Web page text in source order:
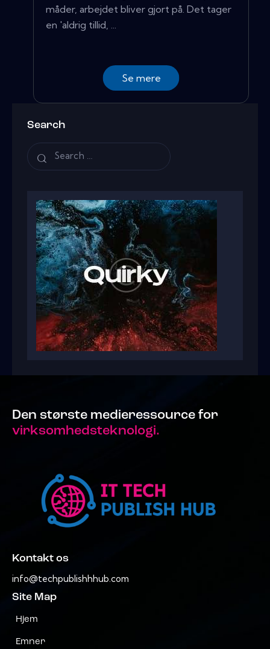
måder, arbejdet bliver gjort på. Det tager
en 'aldrig tillid, ...
Se mere
Search
Den største medieressource for
virksomhedsteknologi.
Kontakt os
info@techpublishhhub.com
Site Map
Hjem
Emner